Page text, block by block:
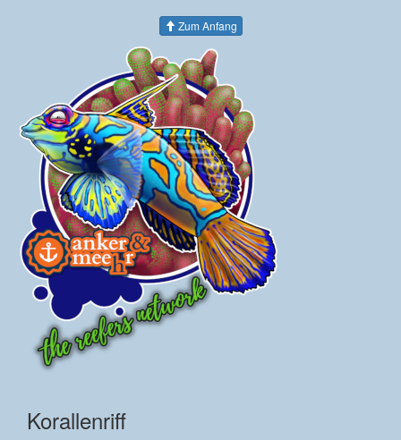
Zum Anfang
Korallenriff